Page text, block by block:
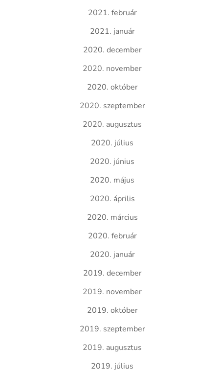
2021. február
2021. január
2020. december
2020. november
2020. október
2020. szeptember
2020. augusztus
2020. július
2020. június
2020. május
2020. április
2020. március
2020. február
2020. január
2019. december
2019. november
2019. október
2019. szeptember
2019. augusztus
2019. július